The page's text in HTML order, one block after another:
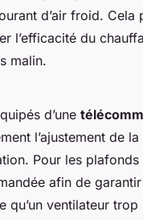
d’air froid. Cela
l’efficacité du
malin.
d’une
l’ajustement de la
Pour les plafonds
afin de
qu’un ventilateur